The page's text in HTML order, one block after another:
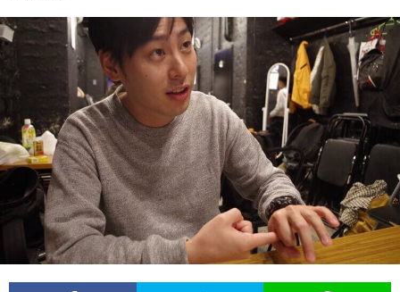
記
事
知
ら
せ・
ベ
ラ
イ
ブ
ポ
読
む
タ
イ
ン
タ
お
笑